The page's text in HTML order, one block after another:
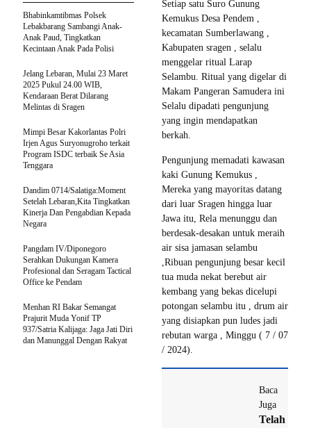
Setiap satu Suro Gunung
Kemukus Desa Pendem ,
kecamatan Sumberlawang ,
Kabupaten sragen , selalu
menggelar ritual Larap
Selambu. Ritual yang digelar di
Makam Pangeran Samudera ini
Selalu dipadati pengunjung
yang ingin mendapatkan
berkah.
Pengunjung memadati kawasan
kaki Gunung Kemukus ,
Mereka yang mayoritas datang
dari luar Sragen hingga luar
Jawa itu, Rela menunggu dan
berdesak-desakan untuk meraih
air sisa jamasan selambu
,Ribuan pengunjung besar kecil
tua muda nekat berebut air
kembang yang bekas dicelupi
potongan selambu itu , drum air
yang disiapkan pun ludes jadi
rebutan warga , Minggu ( 7 / 07
/ 2024).
Baca
Juga
Telah
Bhabinkamtibmas Polsek
Lebakbarang Sambangi Anak-
Anak Paud, Tingkatkan
Kecintaan Anak Pada Polisi
Jelang Lebaran, Mulai 23 Maret
2025 Pukul 24.00 WIB,
Kendaraan Berat Dilarang
Melintas di Sragen
Mimpi Besar Kakorlantas Polri
Irjen Agus Suryonugroho terkait
Program ISDC terbaik Se Asia
Tenggara
Dandim 0714/Salatiga:Moment
Setelah Lebaran,Kita Tingkatkan
Kinerja Dan Pengabdian Kepada
Negara
Pangdam IV/Diponegoro
Serahkan Dukungan Kamera
Profesional dan Seragam Tactical
Office ke Pendam
Menhan RI Bakar Semangat
Prajurit Muda Yonif TP
937/Satria Kalijaga: Jaga Jati Diri
dan Manunggal Dengan Rakyat